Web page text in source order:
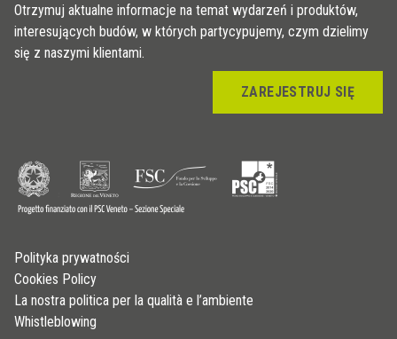
Otrzymuj aktualne informacje na temat wydarzeń i produktów,
interesujących budów, w których partycypujemy, czym dzielimy
się z naszymi klientami.
ZAREJESTRUJ SIĘ
Polityka prywatności
Cookies Policy
La nostra politica per la qualità e l’ambiente
Whistleblowing